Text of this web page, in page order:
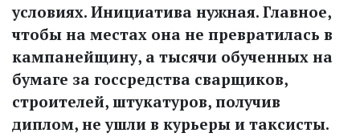
условиях. Инициатива нужная. Главное,
чтобы на местах она не превратилась в
кампанейщину, а тысячи обученных на
бумаге за госсредства сварщиков,
строителей, штукатуров, получив
диплом, не ушли в курь­еры и таксисты.